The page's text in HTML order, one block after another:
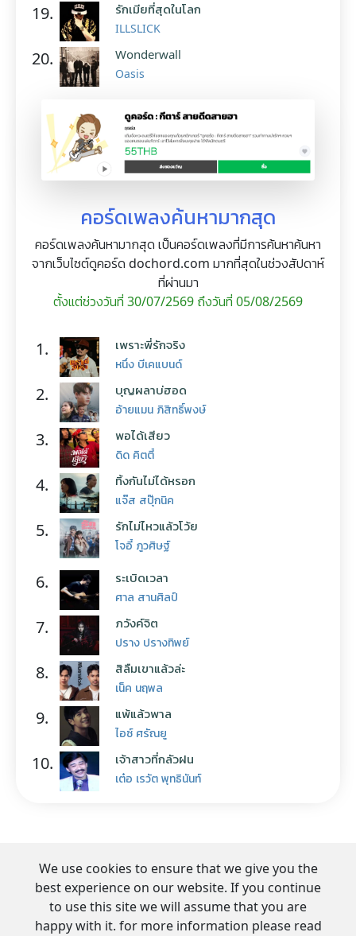
19. รักเมียที่สุดในโลก
ILLSLICK
20. Wonderwall
Oasis
คอร์ดเพลงค้นหามากสุด
คอร์ดเพลงค้นหามากสุด เป็นคอร์ดเพลงที่มีการค้นหาค้นหา
จากเว็บไซต์ดูคอร์ด dochord.com มากที่สุดในช่วงสัปดาห์
ที่ผ่านมา
ตั้งแต่ช่วงวันที่ 30/07/2569 ถึงวันที่ 05/08/2569
1. เพราะพี่รักจริง
หนึ่ง บีเคแบนด์
2. บุญผลาบ่ฮอด
อ้ายแมน ภิสิทธิ์พงษ์
3. พอได้เสียว
ดิด คิตตี้
4. ทิ้งกันไม่ได้หรอก
แจ๊ส สปุ๊กนิค
5. รักไม่ไหวแล้วโว้ย
โจอี้ ภูวศิษฐ์
6. ระเบิดเวลา
ศาล สานศิลป์
7. ภวังค์จิต
ปราง ปรางทิพย์
8. สิลืมเขาแล้วล่ะ
เน็ค นฤพล
9. แพ้แล้วพาล
ไอซ์ ศรัณยู
10. เจ้าสาวที่กลัวฝน
เต๋อ เรวัต พุทธินันท์
We use cookies to ensure that we give you the
best experience on our website. If you continue
to use this site we will assume that you are
happy with it. for more information please read